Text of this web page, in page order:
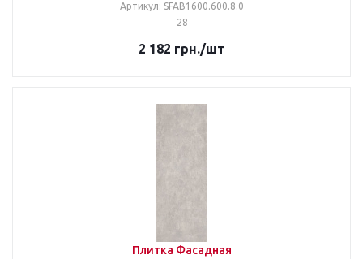
Артикул: SFAB1600.600.8.0
28
2 182 грн./шт
Плитка Фасадная